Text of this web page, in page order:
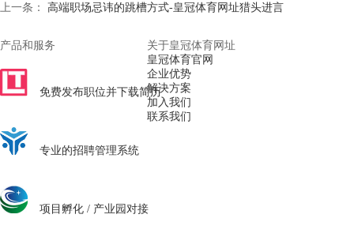
上一条： 高端职场忌讳的跳槽方式-皇冠体育网址猎头进言
产品和服务
免费发布职位并下载简历
专业的招聘管理系统
项目孵化 / 产业园对接
关于皇冠体育网址
皇冠体育官网
企业优势
解决方案
加入我们
联系我们